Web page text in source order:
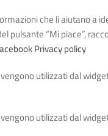
che li aiutano a
pulsante “Mi piace”,
Privacy policy
utilizzati dal
utilizzati dal